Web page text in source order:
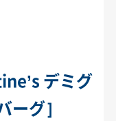
デミグ
グ］